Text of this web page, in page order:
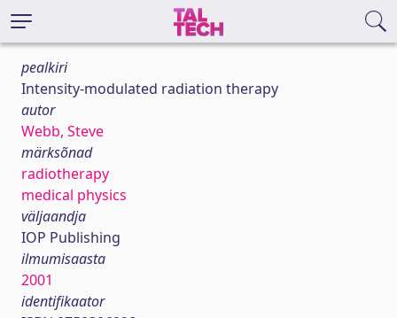
pealkiri
Intensity-modulated radiation therapy
autor
Webb, Steve
märksõnad
radiotherapy
medical physics
väljaandja
IOP Publishing
ilmumisaasta
2001
identifikaator